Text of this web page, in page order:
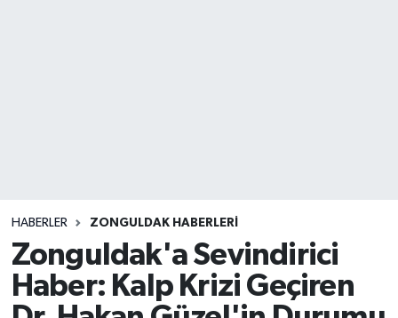
HABERLER ZONGULDAK HABERLERI
Zonguldak'a Sevindirici
Haber: Kalp Krizi Geçiren
KASTAMONU